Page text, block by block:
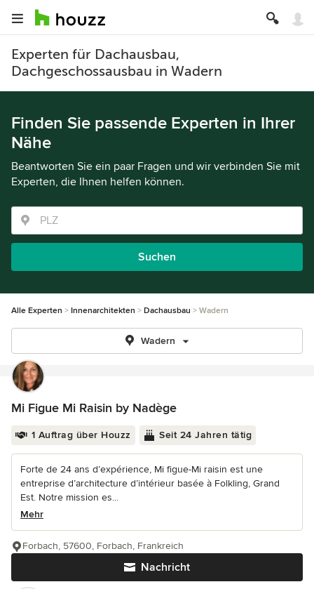
Experten für Dachausbau,
Dachgeschossausbau in Wadern
Finden Sie passende Experten in Ihrer
Nähe
Beantworten Sie ein paar Fragen und wir verbinden Sie mit
Experten, die Ihnen helfen können.
Suchen
Alle Experten Innenarchitekten Dachausbau Wadern
Wadern
Mi Figue Mi Raisin by Nadège
1 Auftrag über Houzz Seit 24 Jahren tätig
Forte de 24 ans d’expérience, Mi figue-Mi raisin est une
entreprise d’architecture d’intérieur basée à Folkling, Grand
Est. Notre mission es...
Mehr
Nachricht
Forbach, 57600, Forbach, Frankreich